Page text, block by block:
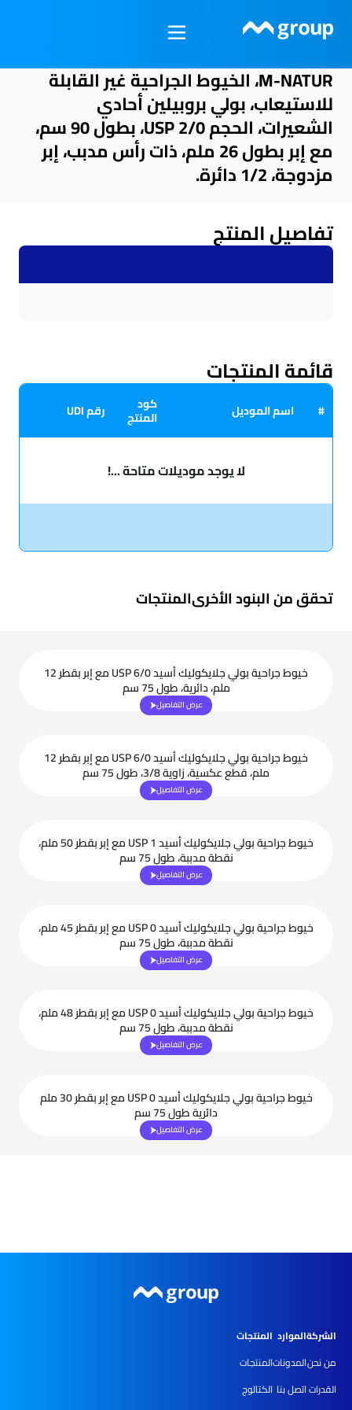
المحتوى
M-NATUR، الخيوط الجراحية غير القابلة
للاستيعاب، بولي بروبيلين أحادي
الشعيرات، الحجم USP 2/0، بطول 90 سم،
مع إبر بطول 26 ملم، ذات رأس مدبب، إبر
مزدوجة، 1/2 دائرة.
تفاصيل المنتج
قائمة المنتجات
# اسم الموديل كود
المنتج رقم UDI
لا يوجد موديلات متاحة ...!
تحقق من البنود الأخرىالمنتجات
خيوط جراحية بولي جلايكوليك أسيد USP 6/0 مع إبر بقطر 12
ملم، دائرية، طول 75 سم
عرض التفاصيل
خيوط جراحية بولي جلايكوليك أسيد USP 6/0 مع إبر بقطر 12
ملم، قطع عكسية، زاوية 3/8، طول 75 سم
عرض التفاصيل
خيوط جراحية بولي جلايكوليك أسيد USP 1 مع إبر بقطر 50 ملم،
نقطة مدببة، طول 75 سم
عرض التفاصيل
خيوط جراحية بولي جلايكوليك أسيد USP 0 مع إبر بقطر 45 ملم،
نقطة مدببة، طول 75 سم
عرض التفاصيل
خيوط جراحية بولي جلايكوليك أسيد USP 0 مع إبر بقطر 48 ملم،
نقطة مدببة، طول 75 سم
عرض التفاصيل
خيوط جراحية بولي جلايكوليك أسيد USP 0 مع إبر بقطر 30 ملم
دائرية طول 75 سم
عرض التفاصيل
الشركة
من نحن
القدرات
الموارد
المدونات
اتصل بنا
المنتجات
المنتجات
الكتالوج